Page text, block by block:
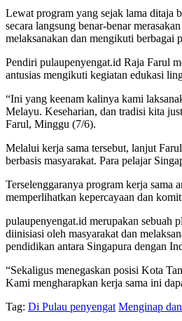
Lewat program yang sejak lama ditaja
secara langsung benar-benar
melaksanakan dan mengikuti berbagai
Pendiri pulaupenyengat.id Raja Farul
antusias mengikuti kegiatan edukasi
“Ini yang keenam kalinya kami
Melayu. Keseharian, dan tradisi kita
Farul, Minggu (7/6).
Melalui kerja sama tersebut, lanjut
berbasis masyarakat. Para pelajar
Terselenggaranya program kerja sama
memperlihatkan kepercayaan dan
pulaupenyengat.id merupakan sebuah
diinisiasi oleh masyarakat dan
pendidikan antara Singapura dengan
“Sekaligus menegaskan posisi Kota
Kami mengharapkan kerja sama ini
Tag: Di Pulau penyengat Menginap